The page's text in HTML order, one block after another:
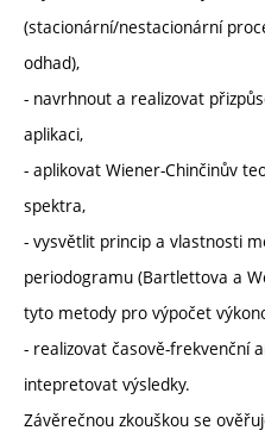
(stacionární/nestacionární
odhad),
- navrhnout a realizovat
aplikaci,
- aplikovat Wiener-Chinčinův
spektra,
- vysvětlit princip a vlastnosti
periodogramu (Bartlettova a
tyto metody pro výpočet
- realizovat časově-frekvenční
intepretovat výsledky.
Závěrečnou zkouškou se